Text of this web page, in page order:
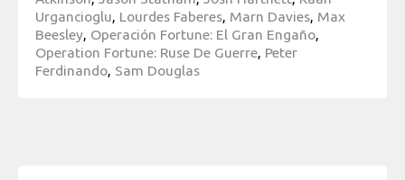
Urgancioglu, Lourdes Faberes, Marn Davies, Max
Beesley, Operación Fortune: El Gran Engaño,
Operation Fortune: Ruse De Guerre, Peter
Ferdinando, Sam Douglas